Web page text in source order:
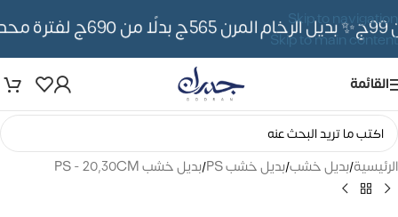
Skip to navigation
Skip to main content
✨ بديل الرخام المرن 565ج بدلًا من 690ج لفترة محدوده
القائمة
الرئيسية/بديل خشب/بديل خشب PS /بديل خشب PS - 20,30CM